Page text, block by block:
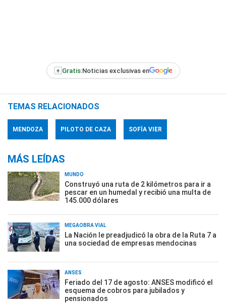
+ Gratis:Noticias exclusivas en
TEMAS RELACIONADOS
MENDOZA PILOTO DE CAZA SOFÍA VIER
MÁS LEÍDAS
MUNDO
Construyó una ruta de 2 kilómetros para ir a
pescar en un humedal y recibió una multa de
145.000 dólares
MEGAOBRA VIAL
La Nación le preadjudicó la obra de la Ruta 7 a
una sociedad de empresas mendocinas
ANSES
Feriado del 17 de agosto: ANSES modificó el
esquema de cobros para jubilados y
pensionados